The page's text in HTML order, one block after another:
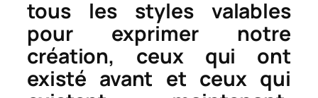
tous les styles valables
pour exprimer notre
création, ceux qui ont
existé avant et ceux qui